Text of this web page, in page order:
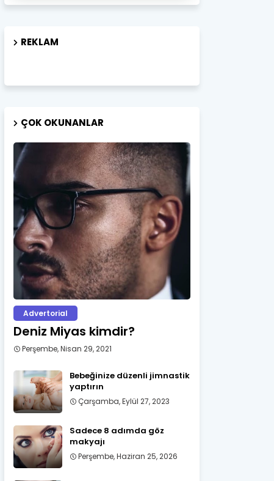
REKLAM
ÇOK OKUNANLAR
Advertorial
Deniz Miyas kimdir?
Perşembe, Nisan 29, 2021
Bebeğinize düzenli jimnastik
yaptırın
Çarşamba, Eylül 27, 2023
Sadece 8 adımda göz
makyajı
Perşembe, Haziran 25, 2026